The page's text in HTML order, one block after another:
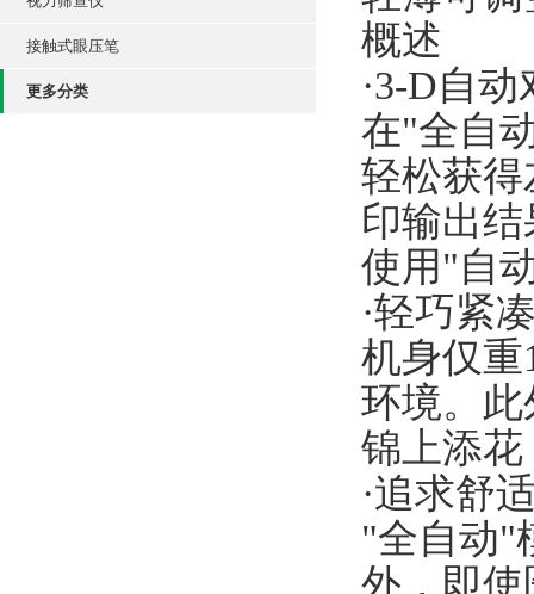
接触式眼压笔
更多分类
概述
·3-D自动
在"全自
轻松获
印输出
使用"自
·轻巧紧
机身仅
环境。
锦上添花
·追求舒
"全自动"
外，即